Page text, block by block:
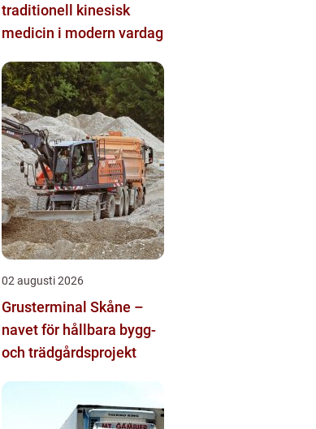
traditionell kinesisk
medicin i modern vardag
02 augusti 2026
Grusterminal Skåne –
navet för hållbara bygg-
och trädgårdsprojekt